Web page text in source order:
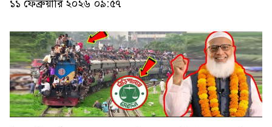
১১ ফেব্রুয়ারি ২০২৬ ০৯:৫৭